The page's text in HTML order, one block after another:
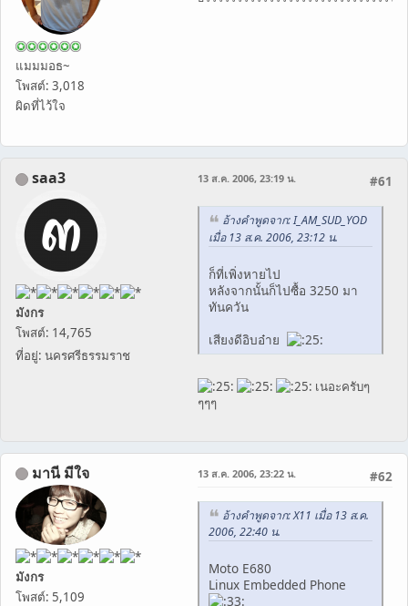
แมมมอธ~
โพสต์: 3,018
ผิดที่ไว้ใจ
saa3
มังกร
โพสต์: 14,765
ที่อยู่: นครศรีธรรมราช
#61
13 ส.ค. 2006, 23:19 น.
อ้างคำพูดจาก: I_AM_SUD_YOD
เมื่อ 13 ส.ค. 2006, 23:12 น.
ก็ที่เพิ่งหายไป
หลังจากนั้นก็ไปซื้อ 3250 มา
ทันควัน
เสียงดีอิบอ๋าย
เนอะครับๆ
ๆๆๆ
มานี มีใจ
มังกร
โพสต์: 5,109
#62
13 ส.ค. 2006, 23:22 น.
อ้างคำพูดจาก: X11 เมื่อ 13 ส.ค.
2006, 22:40 น.
Moto E680
Linux Embedded Phone